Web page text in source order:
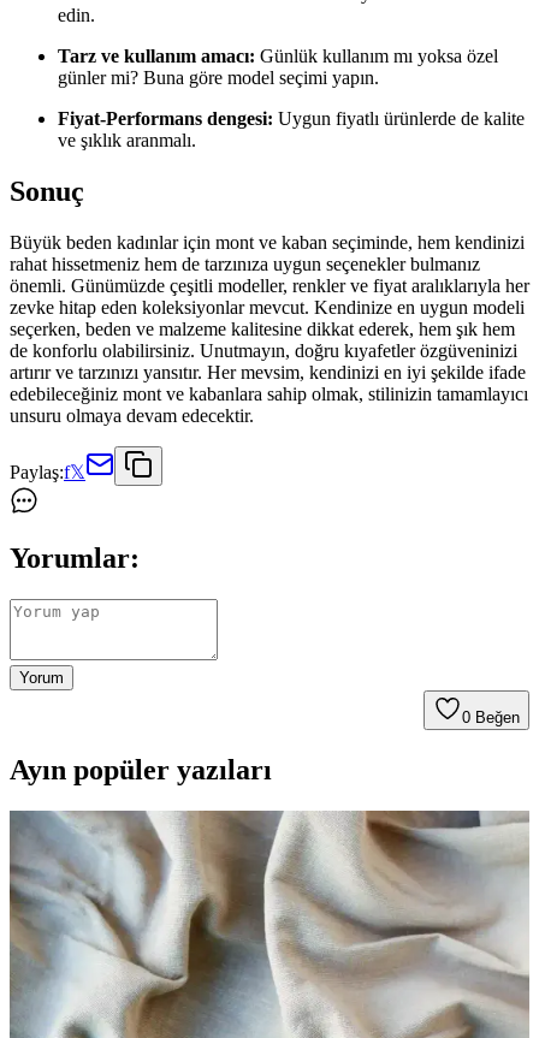
edin.
Tarz ve kullanım amacı: Günlük kullanım mı yoksa özel
günler mi? Buna göre model seçimi yapın.
Fiyat-Performans dengesi: Uygun fiyatlı ürünlerde de kalite
ve şıklık aranmalı.
Sonuç
Büyük beden kadınlar için mont ve kaban seçiminde, hem kendinizi
rahat hissetmeniz hem de tarzınıza uygun seçenekler bulmanız
önemli. Günümüzde çeşitli modeller, renkler ve fiyat aralıklarıyla her
zevke hitap eden koleksiyonlar mevcut. Kendinize en uygun modeli
seçerken, beden ve malzeme kalitesine dikkat ederek, hem şık hem
de konforlu olabilirsiniz. Unutmayın, doğru kıyafetler özgüveninizi
artırır ve tarzınızı yansıtır. Her mevsim, kendinizi en iyi şekilde ifade
edebileceğiniz mont ve kabanlara sahip olmak, stilinizin tamamlayıcı
unsuru olmaya devam edecektir.
Paylaş:f𝕏
Yorumlar:
Yorum
0 Beğen
Ayın popüler yazıları